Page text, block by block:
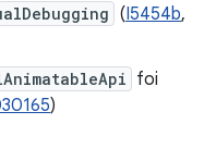
(I5454b,
foi
)